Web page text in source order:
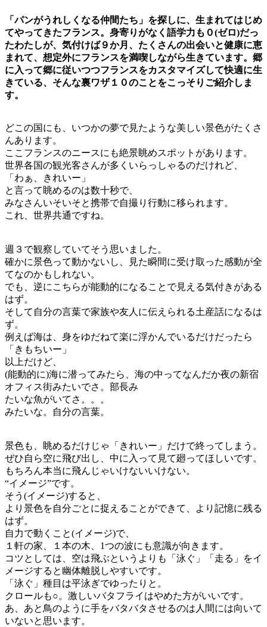
「パンがうれしくなる仲間たち」を探しに、生まれてはじめ
てやってきたフランス。身寄りがなく語学力も０(ゼロ)だっ
たわたしが、気付けば９か月、たくさんの出会いと健康に恵
まれて、想定外にフランスを満喫しながら生きています。郷
に入って郷に従いつつフランスをカスタマイズして快適に生
きている、そんな裏ワザ１０のことをこっそりご紹介しま
す。
どこの国にも、いつかの夢で見たような美しい景色がたくさ
んあります。
ここフランスのニースにも絶景眺めスポットがあります。
世界各国の観光客さんが多くいらっしゃるのだけれど、
「わぁ、きれいー」
と言って眺めるのは数十秒で、
みなさんいそいそと携帯で自撮り行動に移られます。
これ、世界共通ですね。
週３で観察していてそう思いました。
確かに景色って動かないし、見た瞬間に受け取った感動が全
てなのかもしれない。
でも、逆にこちらが能動的になることで見える気付きがある
はず。
そして自分の言葉で家族や友人に伝えられる土産話になるは
ず。
例えば海は、身をゆだねて楽に浮かんでいるだけだったら
「きもちいー」
以上だけど、
(能動的に)海に潜ってみたら、海の中ってなんだか夜の新宿
オフィス街みたいでさ。部長み
たいな魚がいてさ。。。
みたいな。自分の言葉。
景色も、眺めるだけじゃ「きれいー」だけで終ってしまう。
ぜひ自ら空に飛び出し、中に入って見て廻ってほしいです。
もちろん本当に飛んじゃいけないいけない。
“イメージ”です。
そう(イメージ)すると、
より景色を自分ごとに捉えることができて、より記憶に残る
はず。
自力で動くこと(イメージ)で、
１軒の家、１本の木、1つの波にも意識が向きます。
コツとしては、空は飛ぶというよりも「泳ぐ」「走る」をイ
メージすると幽体離脱しやすいです。
「泳ぐ」種目は平泳ぎでゆったりと。
クロールも○。激しいバタフライはやめた方がいいです。
あ、あと鳥のように手をバタバタさせるのは人間には向いて
いないと思います。